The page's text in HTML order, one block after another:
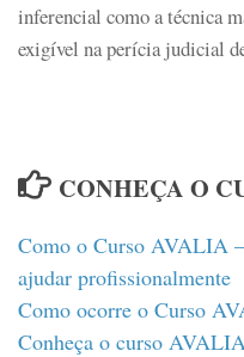
inferencial como a técnica
exigível na perícia judicial
CONHEÇA O
Como o Curso AVALIA
ajudar profissionalmente
Como ocorre o Curso
Conheça o curso